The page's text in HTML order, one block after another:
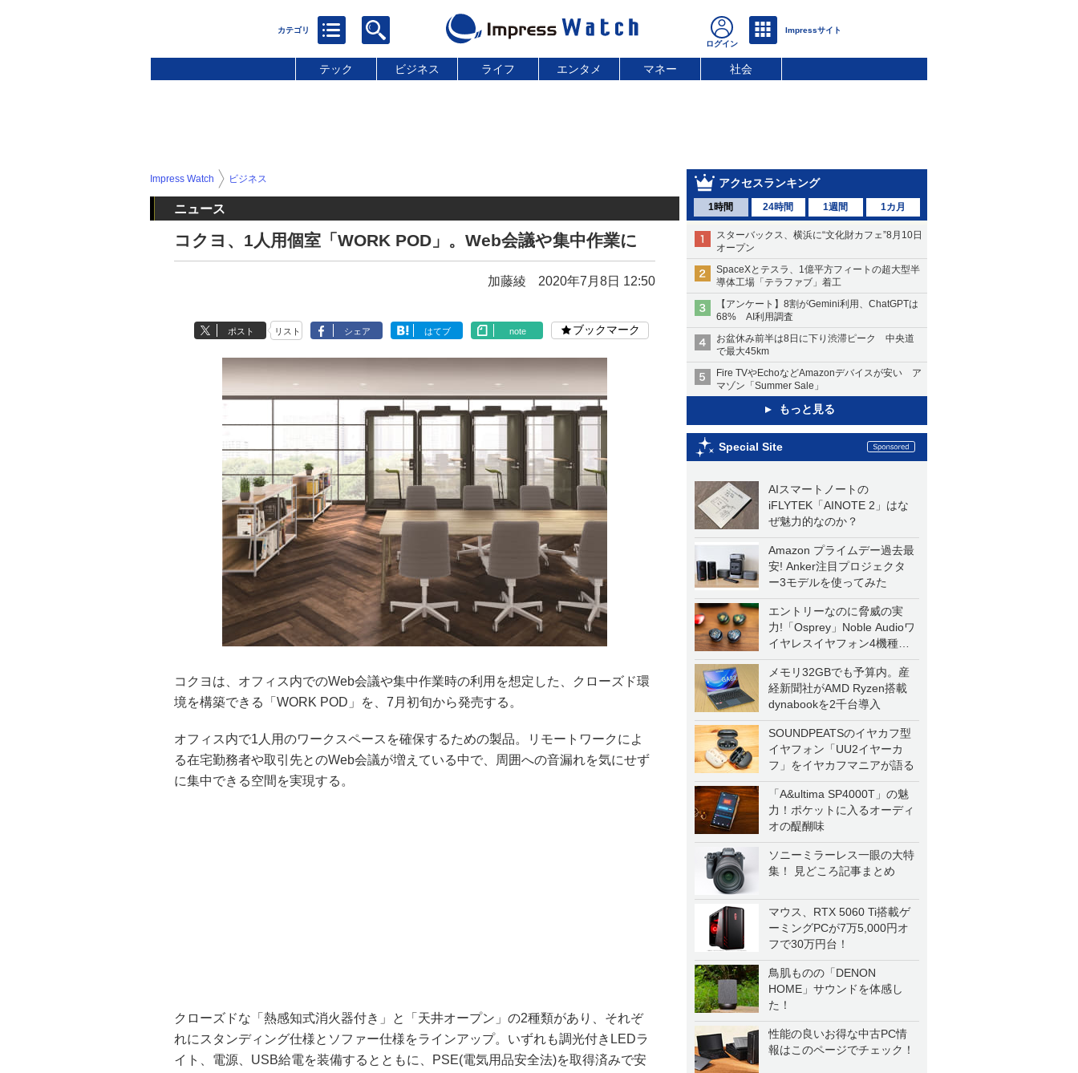
テック ビジネス ライフ エンタメ マネー 社会
アクセスランキング
1時間 24時間 1週間 1カ月
スターバックス、横浜に“文化財カフェ”8月10日
オープン
SpaceXとテスラ、1億平方フィートの超大型半
導体工場「テラファブ」着工
【アンケート】8割がGemini利用、ChatGPTは
68% AI利用調査
お盆休み前半は8日に下り渋滞ピーク 中央道
で最大45km
Fire TVやEchoなどAmazonデバイスが安い ア
マゾン「Summer Sale」
もっと見る
Special Site
AIスマートノートの
iFLYTEK「AINOTE 2」はな
ぜ魅力的なのか？
Amazon プライムデー過去最
安! Anker注目プロジェクタ
ー3モデルを使ってみた
エントリーなのに脅威の実
力!「Osprey」Noble Audioワ
イヤレスイヤフォン4機種を
一気に聴く
メモリ32GBでも予算内。産
経新聞社がAMD Ryzen搭載
dynabookを2千台導入
SOUNDPEATSのイヤカフ型
イヤフォン「UU2イヤーカ
フ」をイヤカフマニアが語る
「A&ultima SP4000T」の魅
力！ポケットに入るオーディ
オの醍醐味
ソニーミラーレス一眼の大特
集！ 見どころ記事まとめ
マウス、RTX 5060 Ti搭載ゲ
ーミングPCが7万5,000円オ
フで30万円台！
鳥肌ものの「DENON
HOME」サウンドを体感し
た！
性能の良いお得な中古PC情
報はこのページでチェック！
Impress Watch ビジネス
ニュース
コクヨ、1人用個室「WORK POD」。Web会議や集中作業に
加藤綾 2020年7月8日 12:50
ポスト リスト シェア はてブ note ブックマーク
コクヨは、オフィス内でのWeb会議や集中作業時の利用を想定した、クローズド環
境を構築できる「WORK POD」を、7月初旬から発売する。
オフィス内で1人用のワークスペースを確保するための製品。リモートワークによ
る在宅勤務者や取引先とのWeb会議が増えている中で、周囲への音漏れを気にせず
に集中できる空間を実現する。
クローズドな「熱感知式消火器付き」と「天井オープン」の2種類があり、それぞ
れにスタンディング仕様とソファー仕様をラインアップ。いずれも調光付きLEDラ
イト、電源、USB給電を装備するとともに、PSE(電気用品安全法)を取得済みで安